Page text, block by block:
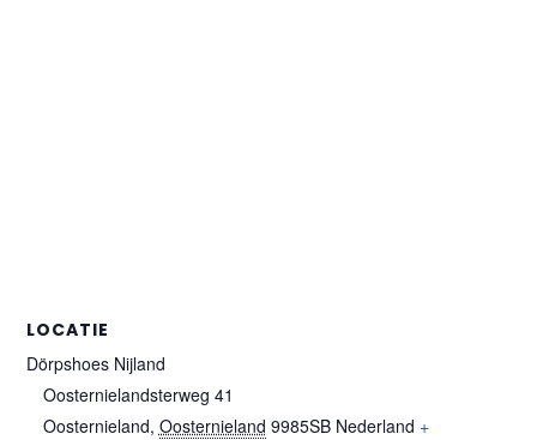
LOCATIE
Dörpshoes Nijland
Oosternielandsterweg 41
Oosternieland, Oosternieland 9985SB Nederland +